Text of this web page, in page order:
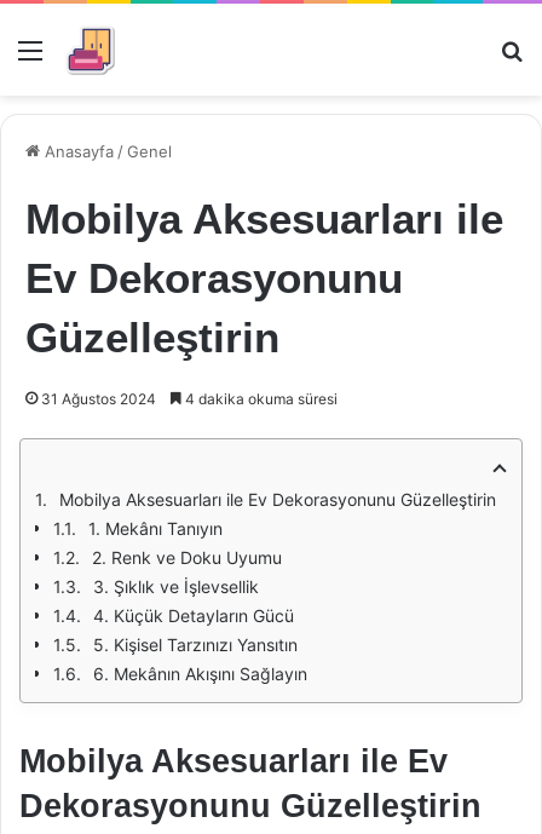
Menü
Anasayfa /Genel
Mobilya Aksesuarları ile
Ev Dekorasyonunu
Güzelleştirin
31 Ağustos 2024 4 dakika okuma süresi
Mobilya Aksesuarları ile Ev Dekorasyonunu Güzelleştirin
1. Mekânı Tanıyın
2. Renk ve Doku Uyumu
3. Şıklık ve İşlevsellik
4. Küçük Detayların Gücü
5. Kişisel Tarzınızı Yansıtın
6. Mekânın Akışını Sağlayın
Mobilya Aksesuarları ile Ev
Dekorasyonunu Güzelleştirin